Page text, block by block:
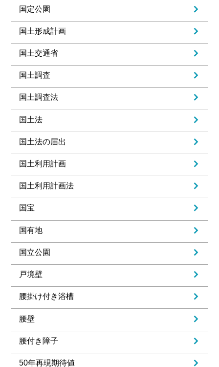
国定公園
国土形成計画
国土交通省
国土調査
国土調査法
国土法
国土法の届出
国土利用計画
国土利用計画法
国宝
国有地
国立公園
戸境壁
腰掛け付き浴槽
腰壁
腰付き障子
50年再現期待値